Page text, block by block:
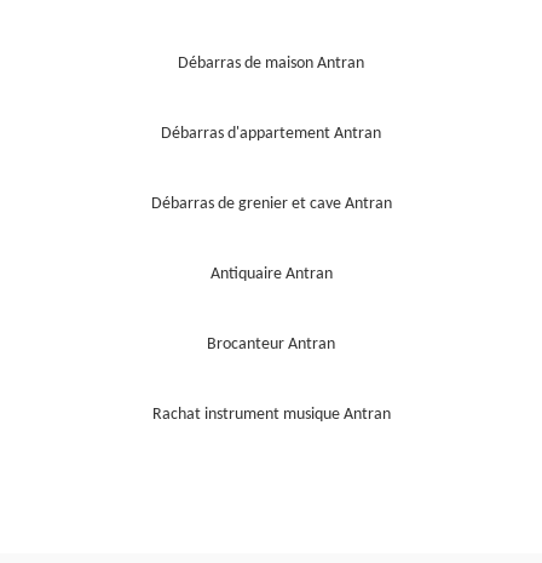
Débarras de maison Antran
Débarras d'appartement Antran
Débarras de grenier et cave Antran
Antiquaire Antran
Brocanteur Antran
Rachat instrument musique Antran